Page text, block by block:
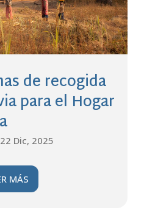
de recogida
para el Hogar
22 Dic, 2025
MÁS